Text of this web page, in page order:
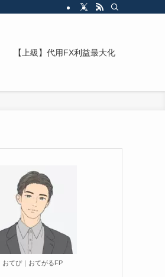
【上級】代用FX利益最大化
おてぴ｜おてがるFP